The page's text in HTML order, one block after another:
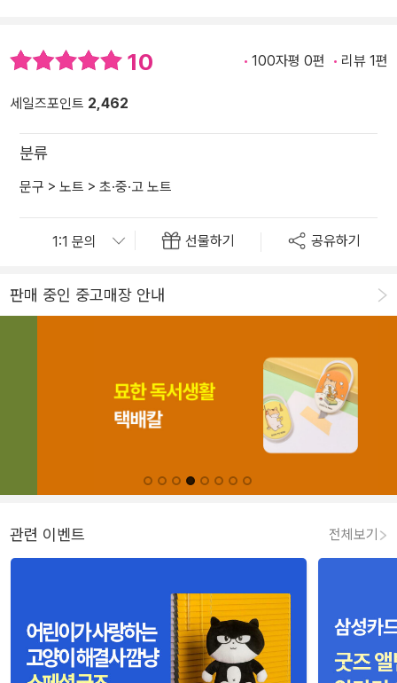
10 100자평 0편 리뷰 1편
세일즈포인트 2,462
분류
문구 > 노트 > 초·중·고 노트
선물하기 공유하기
판매 중인 중고매장 안내
관련 이벤트 전체보기